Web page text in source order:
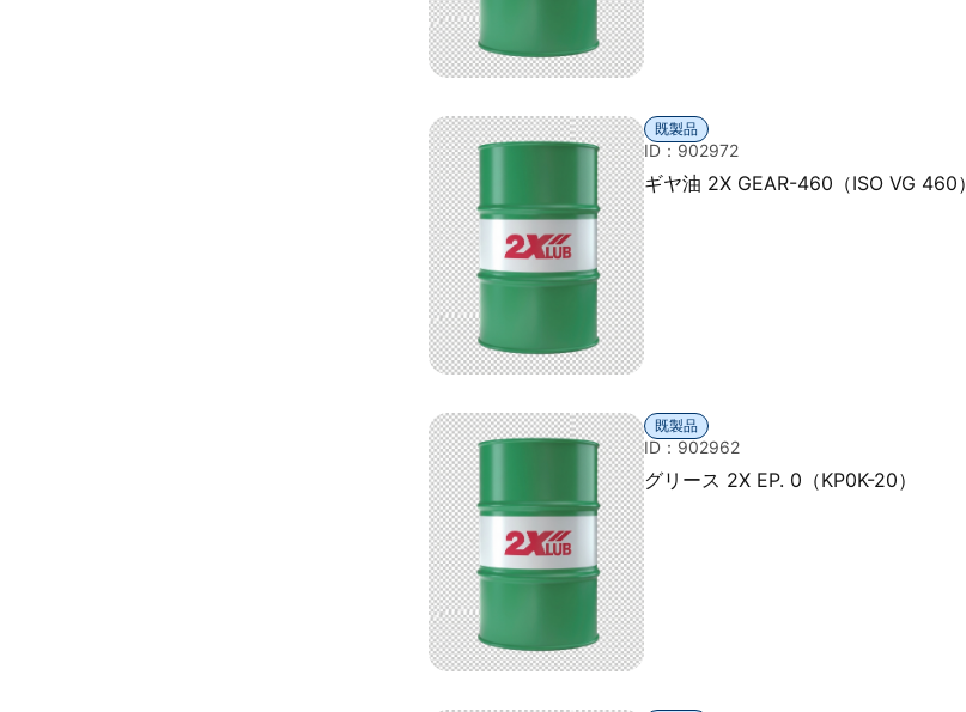
既製品
ID：902972
ギヤ油 2X GEAR-460（ISO VG 460）
既製品
ID：902962
グリース 2X EP. 0（KP0K-20）